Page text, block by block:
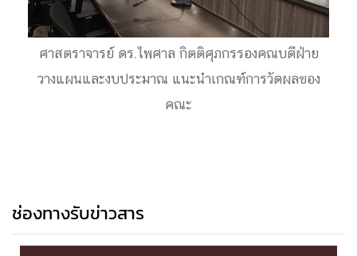
ศาสตราจารย์ ดร.ไพศาล กิตติศุภกรรองคณบดีฝ่าย
วางแผนและงบประมาณ แนะนำเกณฑ์การวัดผลของ
คณะ
ช่องทางรับข่าวสาร